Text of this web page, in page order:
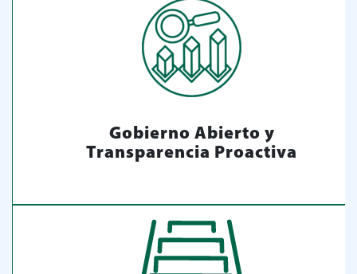
Gobierno Abierto y
Transparencia Proactiva